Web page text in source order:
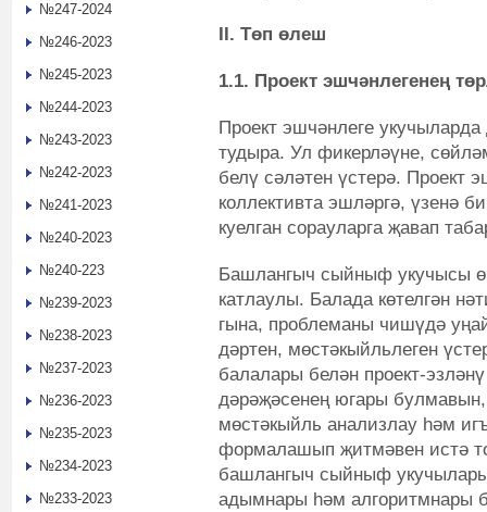
II. Төп өлеш
1.1. Проект эшчәнлегенең
Проект эшчәнлеге
тудыра. Ул фикерләүне,
белү сәләтен үстерә. Проект
коллективта эшләргә, үзенә
куелган сорауларга җавап
Башлангыч сыйныф укучысы
катлаулы. Балада көтелгән
гына, проблеманы чишүдә
дәртен, мөстәкыйльлеген
балалары белән проект-
дәрәҗәсенең югары
мөстәкыйль анализлау һәм
формалашып җитмәвен истә
башлангыч сыйныф
адымнары һәм алгоритмнары
№247-2024
№246-2023
№245-2023
№244-2023
№243-2023
№242-2023
№241-2023
№240-2023
№240-223
№239-2023
№238-2023
№237-2023
№236-2023
№235-2023
№234-2023
№233-2023